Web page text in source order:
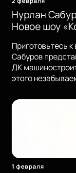
Нурлан
Новое шоу
Приготовьтесь
Сабуров
ДК
этого
1 февраля